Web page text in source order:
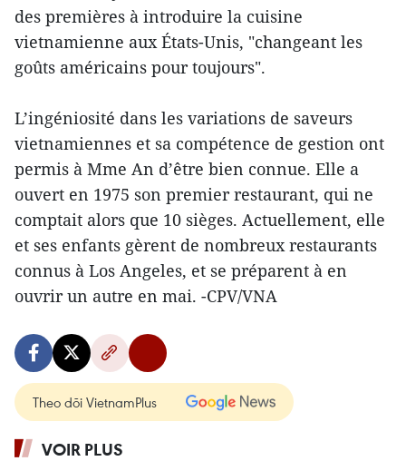
des premières à introduire la cuisine
vietnamienne aux États-Unis, "changeant les
goûts américains pour toujours".
L’ingéniosité dans les variations de saveurs
vietnamiennes et sa compétence de gestion ont
permis à Mme An d’être bien connue. Elle a
ouvert en 1975 son premier restaurant, qui ne
comptait alors que 10 sièges. Actuellement, elle
et ses enfants gèrent de nombreux restaurants
connus à Los Angeles, et se préparent à en
ouvrir un autre en mai. -CPV/VNA
Theo dõi VietnamPlus
VOIR PLUS